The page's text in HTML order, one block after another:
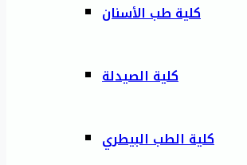
كلية طب الأسنان
كلية الصيدلة
كلية الطب البيطري